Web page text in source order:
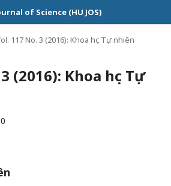
of Science (HU JOS)
117 No. 3 (2016): Khoa học Tự nhiên
(2016): Khoa học Tự